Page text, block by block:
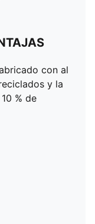
con al
y la
% de